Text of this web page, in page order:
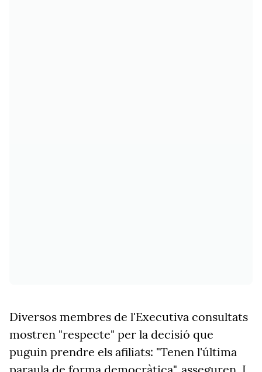
Diversos membres de l'Executiva consultats
mostren "respecte" per la decisió que
puguin prendre els afiliats: "Tenen l'última